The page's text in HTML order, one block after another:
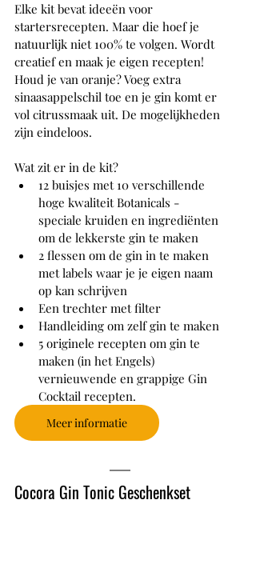
Elke kit bevat ideeën voor
startersrecepten. Maar die hoef je
natuurlijk niet 100% te volgen. Wordt
creatief en maak je eigen recepten!
Houd je van oranje? Voeg extra
sinaasappelschil toe en je gin komt er
vol citrussmaak uit. De mogelijkheden
zijn eindeloos.
Wat zit er in de kit?
12 buisjes met 10 verschillende
hoge kwaliteit Botanicals -
speciale kruiden en ingrediënten
om de lekkerste gin te maken
2 flessen om de gin in te maken
met labels waar je je eigen naam
op kan schrijven
Een trechter met filter
Handleiding om zelf gin te maken
5 originele recepten om gin te
maken (in het Engels)
vernieuwende en grappige Gin
Cocktail recepten.
Meer informatie
Cocora Gin Tonic Geschenkset